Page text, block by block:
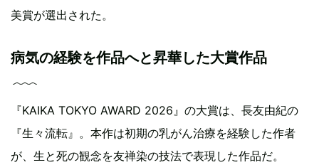
美賞が選出された。
病気の経験を作品へと昇華した大賞作品
『KAIKA TOKYO AWARD 2026』の大賞は、長友由紀の
『生々流転』。本作は初期の乳がん治療を経験した作者
が、生と死の観念を友禅染の技法で表現した作品だ。